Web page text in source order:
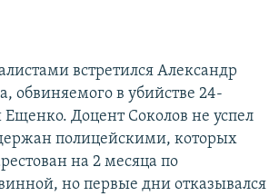
встретился Александр
обвиняемого в убийстве 24-
Доцент Соколов не успел
полицейскими, которых
на 2 месяца по
но первые дни отказывался